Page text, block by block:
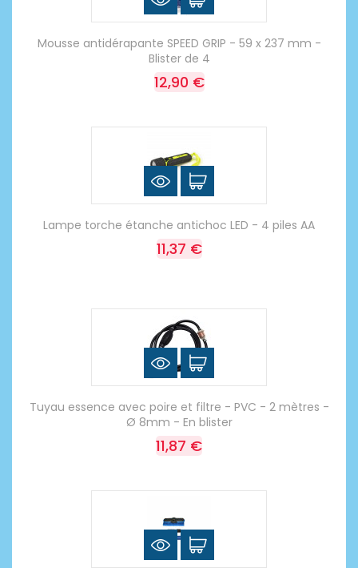
Mousse antidérapante SPEED GRIP - 59 x 237 mm -
Blister de 4
12,90 €
Lampe torche étanche antichoc LED - 4 piles AA
11,37 €
Tuyau essence avec poire et filtre - PVC - 2 mètres -
Ø 8mm - En blister
11,87 €